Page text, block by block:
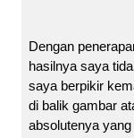
Dengan
hasilnya saya
saya berpikir
di balik gambar
absolutenya